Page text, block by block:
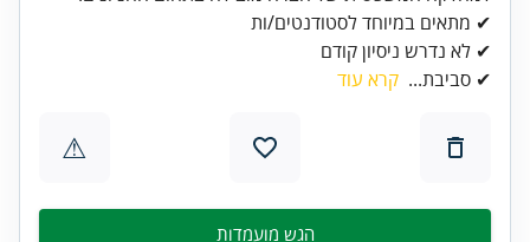
✔ לא נדרש ניסיון קודם
✔ סביבת... קרא עוד
⚠
הגש מועמדות